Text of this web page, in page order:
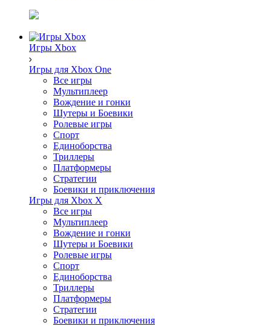
Игры Xbox
Игры для Xbox One
Все игры
Мультиплеер
Вождение и гонки
Шутеры и Боевики
Ролевые игры
Спорт
Единоборства
Триллеры
Платформеры
Стратегии
Боевики и приключения
Игры для Xbox X
Все игры
Мультиплеер
Вождение и гонки
Шутеры и Боевики
Ролевые игры
Спорт
Единоборства
Триллеры
Платформеры
Стратегии
Боевики и приключения